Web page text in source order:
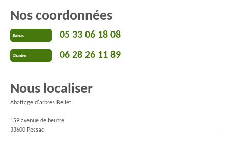
Nos coordonnées
Bureau 05 33 06 18 08
Chantier 06 28 26 11 89
Nous localiser
Abattage d'arbres Beliet
159 avenue de beutre
33600 Pessac